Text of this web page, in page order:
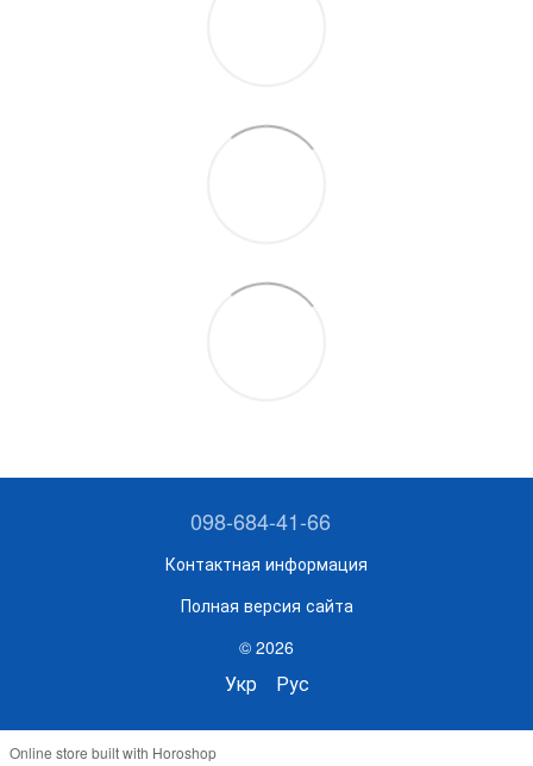
098-684-41-66
Контактная информация
Полная версия сайта
© 2026
Укр Рус
Online store built with Horoshop